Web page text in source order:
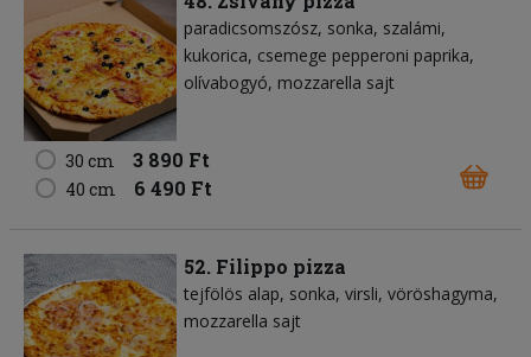
paradicsomszósz sonka szalámi
kukorica csemege pepperoni paprika
olívabogyó mozzarella sajt
30 cm 3 890 Ft
40 cm 6 490 Ft
52. Filippo pizza
tejfölös alap sonka virsli vöröshagyma
mozzarella sajt